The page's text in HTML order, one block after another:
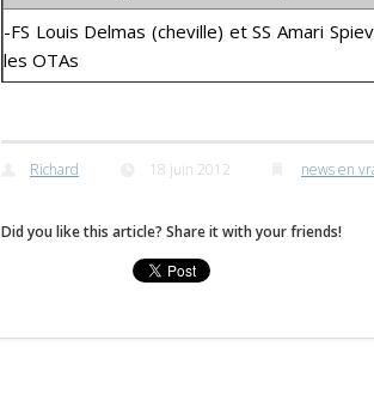
-FS Louis Delmas (cheville) et SS Amari
les OTAs
Richard 18 juin 2012 news en
Did you like this article? Share it with your friends!